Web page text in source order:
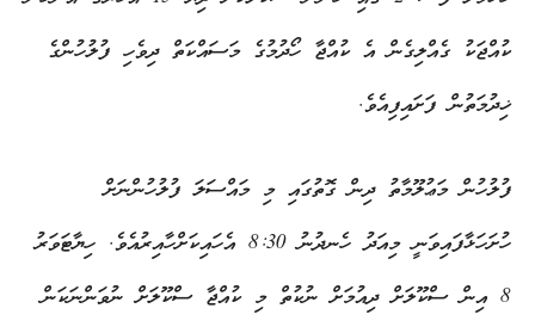
ކުއްޖަކު ގެއްލިގެން އެ ކުއްޖާ ހޯދުމުގެ މަސައްކަތް ދިވެހި ފުލުހުންގެ
ޚިދުމަތުން ފަށައިފިއެވެ.
ފުލުހުން މަޢުލޫމާތު ދިން ގޮތުގައި މި މައްސަލަ ފުލުހުންނަށް
ހުށަހަޅާފައިވަނީ މިއަދު ހެނދުނު 8:30 އެހައިކަށްހާއިރުއެވެ. ހިޔާޓަވަރު
8 އިން ސްކޫލަށް ދިއުމަށް ނުކުތް މި ކުއްޖާ ސްކޫލަށް ނުވަންނަކަން